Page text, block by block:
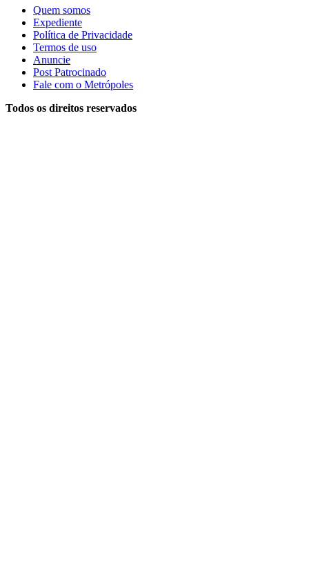
Quem somos
Expediente
Política de Privacidade
Termos de uso
Anuncie
Post Patrocinado
Fale com o Metrópoles
Todos os direitos reservados